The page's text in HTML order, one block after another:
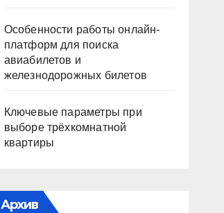
Особенности работы онлайн-
платформ для поиска
авиабилетов и
железнодорожных билетов
Ключевые параметры при
выборе трёхкомнатной
квартиры
Архив